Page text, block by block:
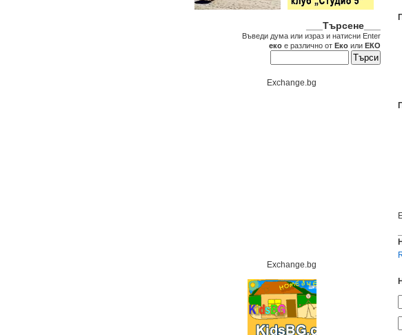
___Търсене___
Въведи дума или израз и натисни Enter
еко е различно от Еко или ЕКО
Exchange.bg
Exchange.bg